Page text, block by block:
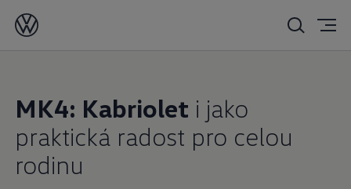
MK4: Kabriolet i jako
praktická radost pro celou
rodinu